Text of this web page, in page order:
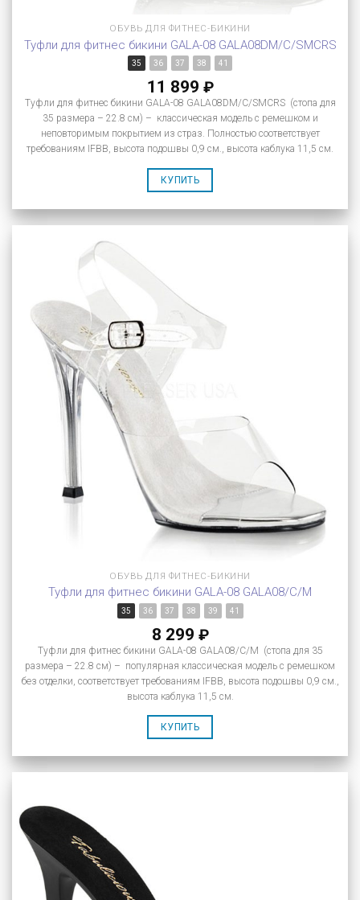
ОБУВЬ ДЛЯ ФИТНЕС-БИКИНИ
Туфли для фитнес бикини GALA-08 GALA08DM/C/SMCRS
35 36 37 38 41
11 899 ₽
Туфли для фитнес бикини GALA-08 GALA08DM/C/SMCRS (стопа для
35 размера – 22.8 см) – классическая модель с ремешком и
неповторимым покрытием из страз. Полностью соответствует
требованиям IFBB, высота подошвы 0,9 см., высота каблука 11,5 см.
КУПИТЬ
ОБУВЬ ДЛЯ ФИТНЕС-БИКИНИ
Туфли для фитнес бикини GALA-08 GALA08/C/M
35 36 37 38 39 41
8 299 ₽
Туфли для фитнес бикини GALA-08 GALA08/C/M (стопа для 35
размера – 22.8 см) – популярная классическая модель с ремешком
без отделки, соответствует требованиям IFBB, высота подошвы 0,9 см.,
высота каблука 11,5 см.
КУПИТЬ